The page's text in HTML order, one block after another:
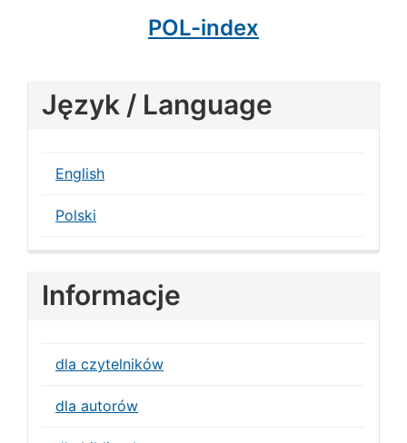
POL-index
Język / Language
English
Polski
Informacje
dla czytelników
dla autorów